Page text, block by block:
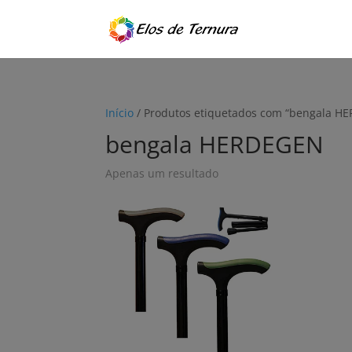
Início / Produtos etiquetados com “bengala
bengala HERDEGEN
Apenas um resultado